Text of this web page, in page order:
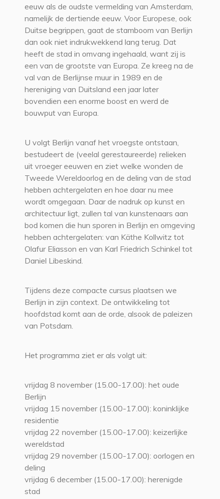
eeuw als de oudste vermelding van Amsterdam,
namelijk de dertiende eeuw. Voor Europese, ook
Duitse begrippen, gaat de stamboom van Berlijn
dan ook niet indrukwekkend lang terug. Dat
heeft de stad in omvang ingehaald, want zij is
een van de grootste van Europa. Ze kreeg na de
val van de Berlijnse muur in 1989 en de
hereniging van Duitsland een jaar later
bovendien een enorme boost en werd de
bouwput van Europa.
U volgt Berlijn vanaf het vroegste ontstaan,
bestudeert de (veelal gerestaureerde) relieken
uit vroeger eeuwen en ziet welke wonden de
Tweede Wereldoorlog en de deling van de stad
hebben achtergelaten en hoe daar nu mee
wordt omgegaan. Daar de nadruk op kunst en
architectuur ligt, zullen tal van kunstenaars aan
bod komen die hun sporen in Berlijn en omgeving
hebben achtergelaten: van Käthe Kollwitz tot
Olafur Eliasson en van Karl Friedrich Schinkel tot
Daniel Libeskind.
Tijdens deze compacte cursus plaatsen we
Berlijn in zijn context. De ontwikkeling tot
hoofdstad komt aan de orde, alsook de paleizen
van Potsdam.
Het programma ziet er als volgt uit:
vrijdag 8 november (15.00-17.00): het oude
Berlijn
vrijdag 15 november (15.00-17.00): koninklijke
residentie
vrijdag 22 november (15.00-17.00): keizerlijke
wereldstad
vrijdag 29 november (15.00-17.00): oorlogen en
deling
vrijdag 6 december (15.00-17.00): herenigde
stad